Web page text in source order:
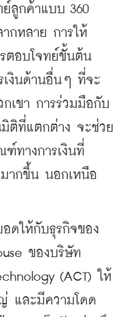
ลูกค้าแบบ 360
ากหลาย การให้
รตอบโจทย์ขั้นต้น
เงินด้านอื่นๆ ที่จะ
เขา การร่วมมือกับ
มิติที่แตกต่าง จะช่วย
ทางการเงินที่
ากขึ้น นอกเหนือ
ให้กับธุรกิจของ
ของบริษัท
(ACT) ให้
และมีความโดด